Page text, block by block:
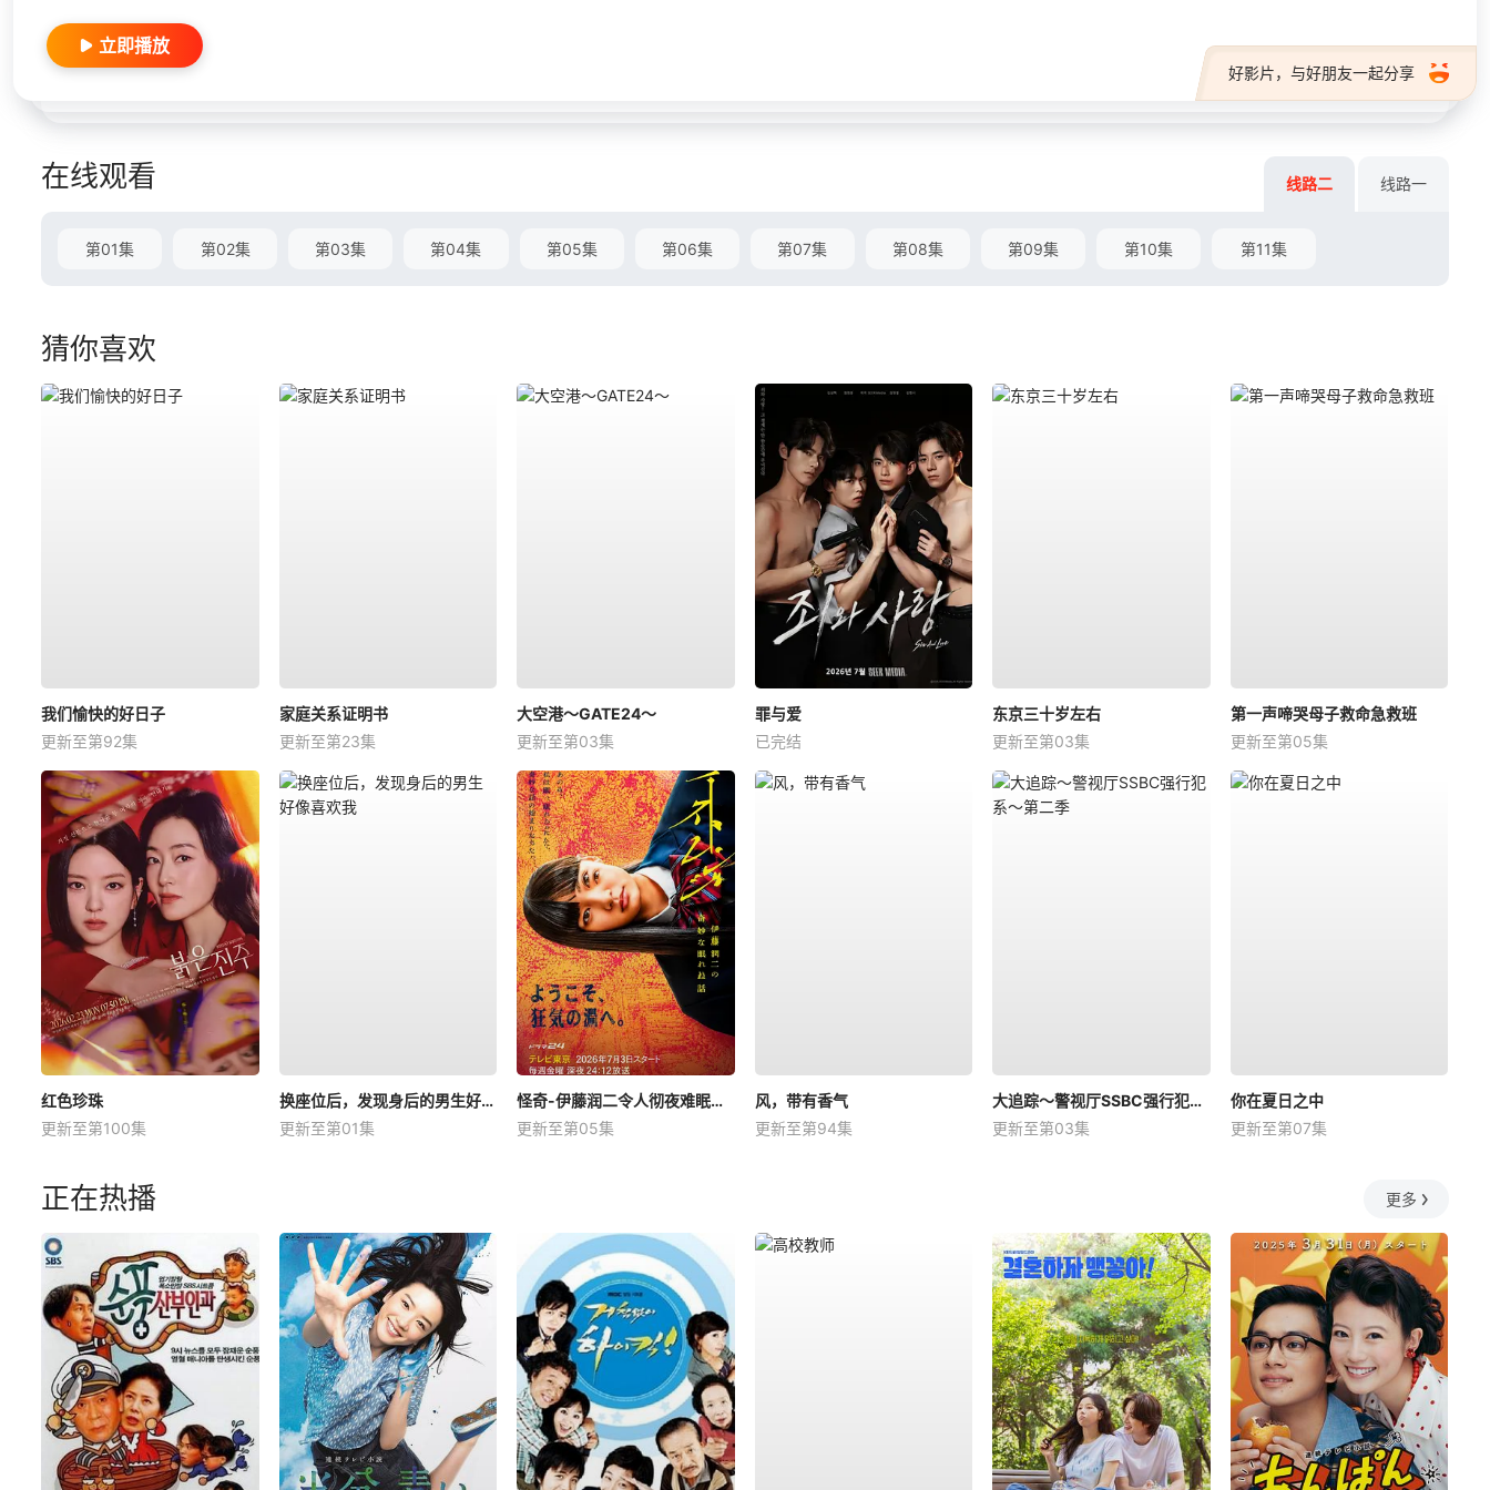
好影片，与好朋友一起分享
立即播放
在线观看 线路二 线路一
第01集 第02集 第03集 第04集 第05集 第06集 第07集 第08集 第09集 第10集 第11集
猜你喜欢
我们愉快的好日子
更新至第92集
家庭关系证明书
更新至第23集
大空港～GATE24～
更新至第03集
罪与爱
已完结
东京三十岁左右
更新至第03集
第一声啼哭母子救命急救班
更新至第05集
红色珍珠
更新至第100集
换座位后，发现身后的男生好像喜欢我
更新至第01集
怪奇-伊藤润二令人彻夜难眠的奇异故事－
更新至第05集
风，带有香气
更新至第94集
大追踪〜警视厅SSBC强行犯系〜第二季
更新至第03集
你在夏日之中
更新至第07集
正在热播 更多